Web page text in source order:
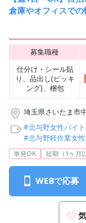
倉庫やオフィスで
募集職種
仕分け・シール貼
り、品出し(ピッキ
ング)、梱包
埼玉県さいたま市
#北与野女性バイ
#北与野軽作業女
単発OK 短期（1ヶ月
WEBで応募